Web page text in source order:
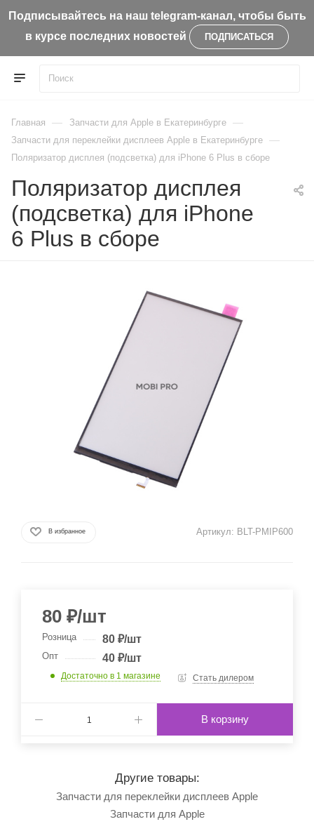
Подписывайтесь на наш telegram-канал, чтобы быть
в курсе последних новостей
ПОДПИСАТЬСЯ
Главная — Запчасти для Apple в Екатеринбурге —
Запчасти для переклейки дисплеев Apple в Екатеринбурге —
Поляризатор дисплея (подсветка) для iPhone 6 Plus в сборе
Поляризатор дисплея
(подсветка) для iPhone
6 Plus в сборе
В избранное Артикул: BLT-PMIP600
80 ₽/шт
Розница 80 ₽/шт
Опт 40 ₽/шт
Достаточно в 1 магазине Стать дилером
В корзину
Другие товары:
Запчасти для переклейки дисплеев Apple
Запчасти для Apple